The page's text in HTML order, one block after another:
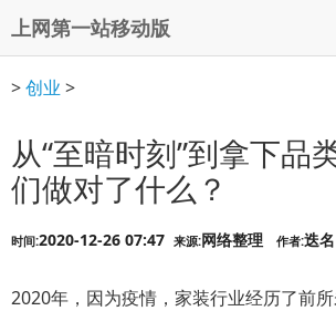
上网第一站移动版
>创业 >
从“至暗时刻”到拿下品
们做对了什么？
时间:2020-12-26 07:47 来源:网络整理 作者:迭
2020年，因为疫情，家装行业经历了前